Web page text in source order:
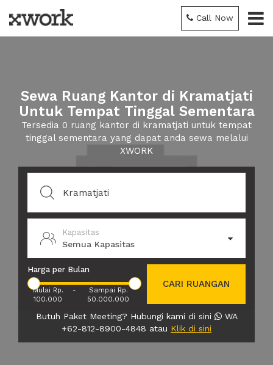
Call Now
Sewa Ruang Kantor di Kramatjati
Untuk Tempat Tinggal Sementara
Tersedia 0 ruang kantor di kramatjati untuk tempat
tinggal sementara yang dapat anda sewa melalui
XWORK
Kapasitas
Semua Kapasitas
Harga per Bulan
Mulai Rp.
100.000
-
Sampai Rp.
50.000.000
CARI RUANGAN
Butuh Paket Meeting? Hubungi kami di sini
WA
+62-812-8900-4848 atau Klik di sini